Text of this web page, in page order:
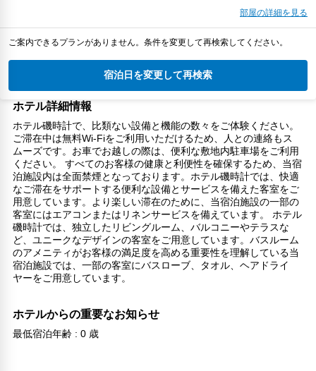
部屋の詳細を見る
ご案内できるプランがありません。条件を変更して再検索してください。
宿泊日を変更して再検索
ホテル詳細情報
ホテル磯時計で、比類ない設備と機能の数々をご体験ください。
ご滞在中は無料Wi-Fiをご利用いただけるため、人との連絡もス
ムーズです。お車でお越しの際は、便利な敷地内駐車場をご利用
ください。 すべてのお客様の健康と利便性を確保するため、当宿
泊施設内は全面禁煙となっております。ホテル磯時計では、快適
なご滞在をサポートする便利な設備とサービスを備えた客室をご
用意しています。より楽しい滞在のために、当宿泊施設の一部の
客室にはエアコンまたはリネンサービスを備えています。 ホテル
磯時計では、独立したリビングルーム、バルコニーやテラスな
ど、ユニークなデザインの客室をご用意しています。バスルーム
のアメニティがお客様の満足度を高める重要性を理解している当
宿泊施設では、一部の客室にバスローブ、タオル、ヘアドライ
ヤーをご用意しています。
ホテルからの重要なお知らせ
最低宿泊年齢 : 0 歳